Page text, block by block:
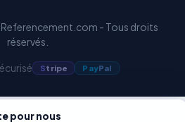
- Tous droits
réservés.
Stripe PayPal
pour nous